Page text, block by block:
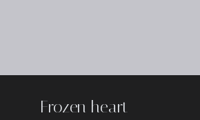
Frozen heart